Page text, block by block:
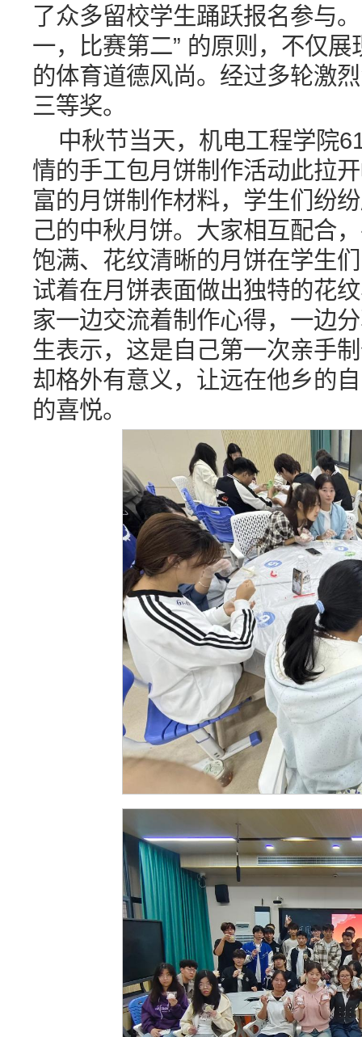
了众多留校学生踊跃报名参与
一，比赛第二” 的原则，不仅
的体育道德风尚。经过多轮激
三等奖。
中秋节当天，机电工程学院
情的手工包月饼制作活动此拉
富的月饼制作材料，学生们纷
己的中秋月饼。大家相互配合
饱满、花纹清晰的月饼在学生
试着在月饼表面做出独特的花
家一边交流着制作心得，一边
生表示，这是自己第一次亲手
却格外有意义，让远在他乡的
的喜悦。